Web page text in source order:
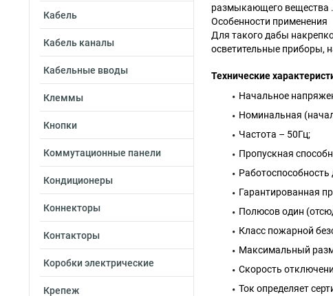
Кабель
Кабель каналы
Кабельные вводы
Клеммы
Кнопки
Коммутационные панели
Кондиционеры
Коннекторы
Контакторы
Коробки электрические
Крепеж
размыкающего вещества .
Особенности применения
Для такого дабы
осветительные приборы,
Технические
Начальное
Номинальная
Частота – 50Гц;
Пропускная
Гарантированная
Полюсов один
Класс пожарной
Максимальный
Скорость
Ток определяет